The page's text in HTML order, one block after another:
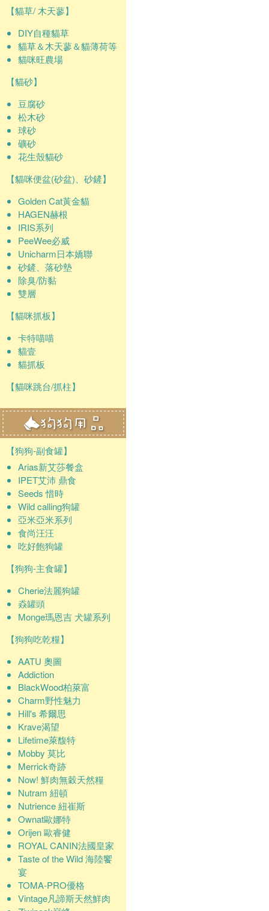
【貓草/ 木天蓼】
DIY自種貓草
貓草＆木天蓼＆貓薄荷等
貓咪旺農場
【貓砂】
豆腐砂
松木砂
球砂
礦砂
花生殼貓砂
【貓咪便盆(砂盆)、砂鏟】
Golden Cat黃金貓
HAGEN赫根
IRIS系列
PeeWee必威
Unicharm日本嬌聯
砂鏟、落砂墊
除臭/防黏
雙層
【貓咪抓板】
卡特喵喵
貓壹
貓抓板
【貓咪跳台/抓柱】
【狗狗-副食罐】
Arias新艾莎餐盒
IPET艾沛 鼎食
Seeds 惜時
Wild calling狗罐
亞米亞米系列
食尚汪汪
吃好飽狗罐
【狗狗-主食罐】
Cherie法麗狗罐
猋罐頭
Monge瑪恩吉 犬罐系列
【狗狗吃乾糧】
AATU 奧圖
Addiction
BlackWood柏萊富
Charm野性魅力
Hill's 希爾思
Krave渴望
Lifetime萊馥特
Mobby 莫比
Merrick奇跡
Now! 鮮肉無穀天然糧
Nutram 紐頓
Nutrience 紐崔斯
Ownat歐娜特
Orijen 歐睿健
ROYAL CANIN法國皇家
Taste of the Wild 海陸饗
宴
TOMA-PRO優格
Vintage凡諦斯天然鮮肉